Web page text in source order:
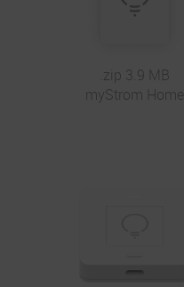
.zip 3.9 MB
myStrom Home